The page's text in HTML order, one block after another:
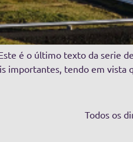
é o último texto da serie de
importantes, tendo em vista
Todos os